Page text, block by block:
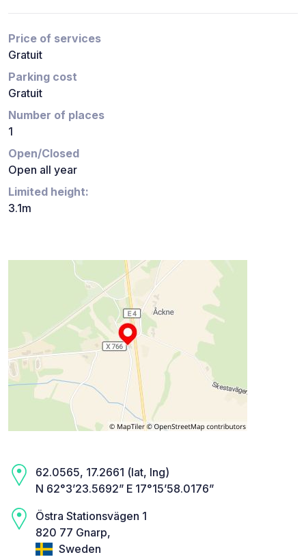
Price of services
Gratuit
Parking cost
Gratuit
Number of places
1
Open/Closed
Open all year
Limited height:
3.1m
62.0565, 17.2661 (lat, lng)
N 62°3’23.5692” E 17°15’58.0176”
Östra Stationsvägen 1
820 77 Gnarp,
Sweden